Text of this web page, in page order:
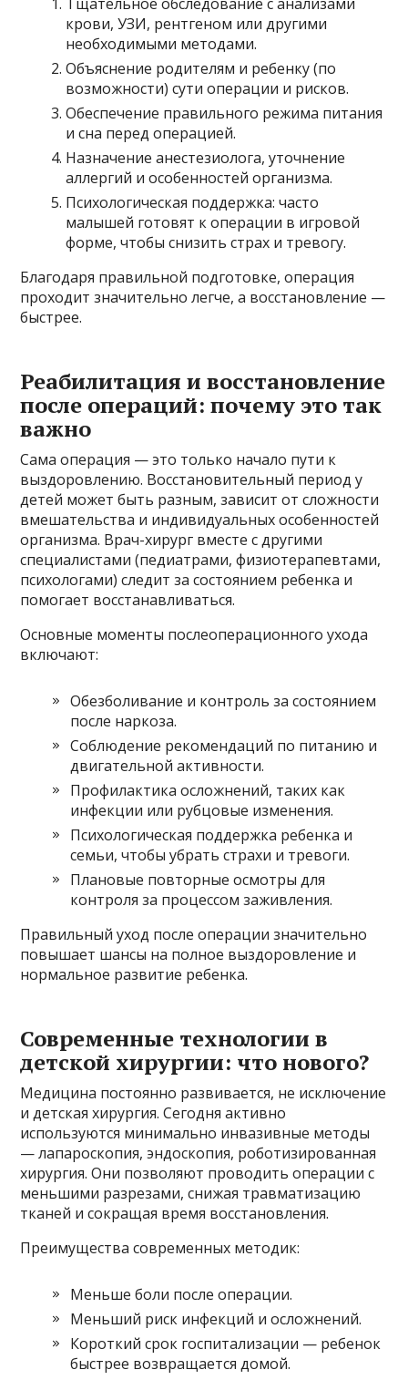
крови, УЗИ, рентгеном или другими
необходимыми методами.
Объяснение родителям и ребенку (по
возможности) сути операции и рисков.
Обеспечение правильного режима питания
и сна перед операцией.
Назначение анестезиолога, уточнение
аллергий и особенностей организма.
Психологическая поддержка: часто
малышей готовят к операции в игровой
форме, чтобы снизить страх и тревогу.
Благодаря правильной подготовке, операция
проходит значительно легче, а восстановление —
быстрее.
Реабилитация и восстановление
после операций: почему это так
важно
Сама операция — это только начало пути к
выздоровлению. Восстановительный период у
детей может быть разным, зависит от сложности
вмешательства и индивидуальных особенностей
организма. Врач-хирург вместе с другими
специалистами (педиатрами, физиотерапевтами,
психологами) следит за состоянием ребенка и
помогает восстанавливаться.
Основные моменты послеоперационного ухода
включают:
Обезболивание и контроль за состоянием
после наркоза.
Соблюдение рекомендаций по питанию и
двигательной активности.
Профилактика осложнений, таких как
инфекции или рубцовые изменения.
Психологическая поддержка ребенка и
семьи, чтобы убрать страхи и тревоги.
Плановые повторные осмотры для
контроля за процессом заживления.
Правильный уход после операции значительно
повышает шансы на полное выздоровление и
нормальное развитие ребенка.
Современные технологии в
детской хирургии: что нового?
Медицина постоянно развивается, не исключение
и детская хирургия. Сегодня активно
используются минимально инвазивные методы
— лапароскопия, эндоскопия, роботизированная
хирургия. Они позволяют проводить операции с
меньшими разрезами, снижая травматизацию
тканей и сокращая время восстановления.
Преимущества современных методик:
Меньше боли после операции.
Меньший риск инфекций и осложнений.
Короткий срок госпитализации — ребенок
быстрее возвращается домой.